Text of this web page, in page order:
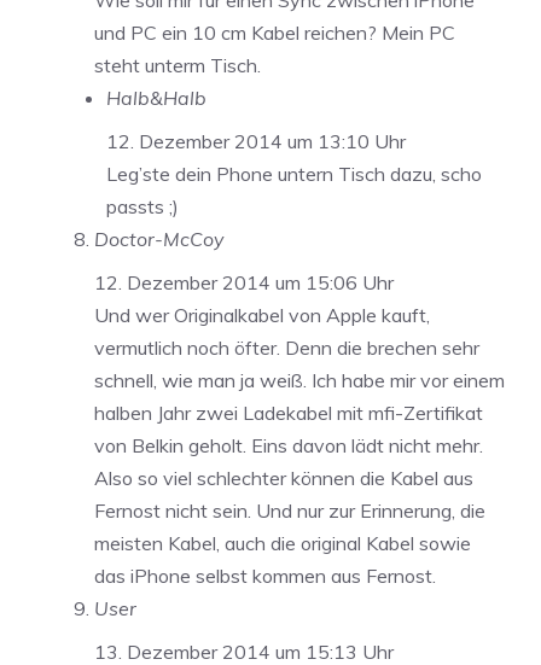
und PC ein 10 cm Kabel reichen? Mein PC
steht unterm Tisch.
Halb&Halb
12. Dezember 2014 um 13:10 Uhr
Leg’ste dein Phone untern Tisch dazu, scho
passts ;)
Doctor-McCoy
12. Dezember 2014 um 15:06 Uhr
Und wer Originalkabel von Apple kauft,
vermutlich noch öfter. Denn die brechen sehr
schnell, wie man ja weiß. Ich habe mir vor einem
halben Jahr zwei Ladekabel mit mfi-Zertifikat
von Belkin geholt. Eins davon lädt nicht mehr.
Also so viel schlechter können die Kabel aus
Fernost nicht sein. Und nur zur Erinnerung, die
meisten Kabel, auch die original Kabel sowie
das iPhone selbst kommen aus Fernost.
User
13. Dezember 2014 um 15:13 Uhr